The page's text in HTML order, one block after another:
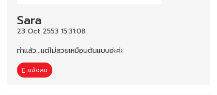
Sara
23 Oct 2553 15:31:08
ทำแล้ว...แต่ไม่สวยเหมือนต้นแบบอ่ะค่ะ
แจ้งลบ